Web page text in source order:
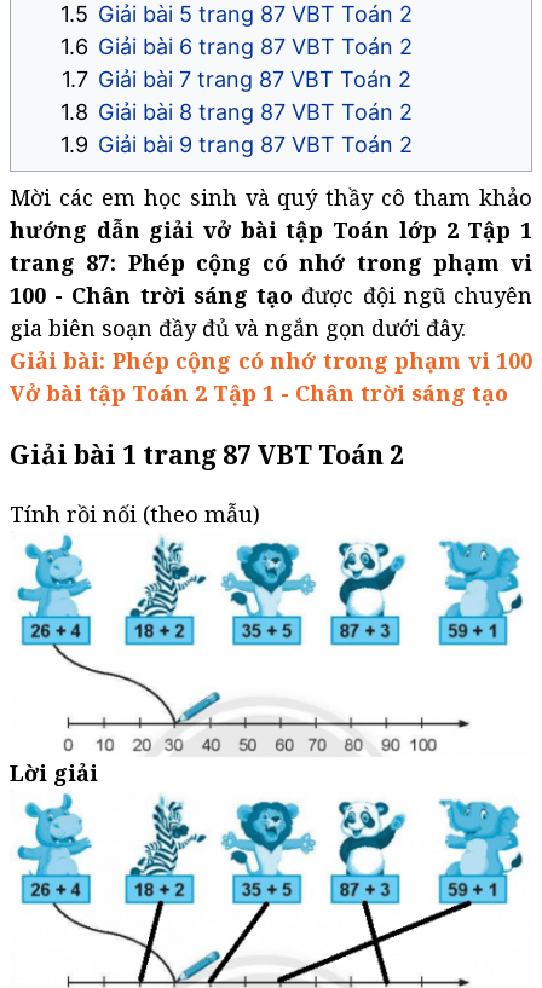
Giải bài 5 trang 87 VBT Toán 2
Giải bài 6 trang 87 VBT Toán 2
Giải bài 7 trang 87 VBT Toán 2
Giải bài 8 trang 87 VBT Toán 2
Giải bài 9 trang 87 VBT Toán 2
Mời các em học sinh và quý thầy cô tham khảo
hướng dẫn giải vở bài tập Toán lớp 2 Tập 1
trang 87: Phép cộng có nhớ trong phạm vi
100 - Chân trời sáng tạo được đội ngũ chuyên
gia biên soạn đầy đủ và ngắn gọn dưới đây.
Giải bài: Phép cộng có nhớ trong phạm vi 100
Vở bài tập Toán 2 Tập 1 - Chân trời sáng tạo
Giải bài 1 trang 87 VBT Toán 2
Tính rồi nối (theo mẫu)
Lời giải